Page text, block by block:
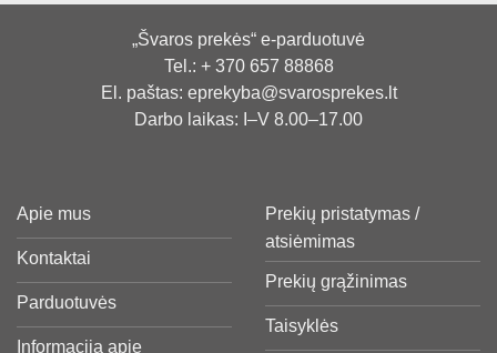
„Švaros prekės“ e-parduotuvė
Tel.: + 370 657 88868
El. paštas: eprekyba@svarosprekes.lt
Darbo laikas: I–V 8.00–17.00
Apie mus
Kontaktai
Parduotuvės
Informacija apie
Prekių pristatymas /
atsiėmimas
Prekių grąžinimas
Taisyklės